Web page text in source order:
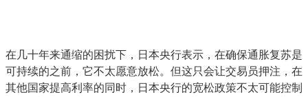
在几十年来通缩的困扰下，日本央行表示，在确保通胀复苏是
可持续的之前，它不太愿意放松。但这只会让交易员押注，在
其他国家提高利率的同时，日本央行的宽松政策不太可能控制